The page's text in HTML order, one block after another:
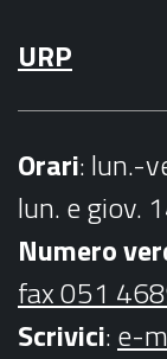
URP
Orari: lun.-
lun. e giov.
Numero
fax 051
Scrivici:e-